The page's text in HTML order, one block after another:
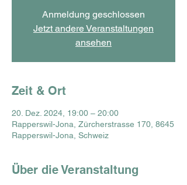
Anmeldung geschlossen
Jetzt andere Veranstaltungen
ansehen
Zeit & Ort
20. Dez. 2024, 19:00 – 20:00
Rapperswil-Jona, Zürcherstrasse 170, 8645
Rapperswil-Jona, Schweiz
Über die Veranstaltung